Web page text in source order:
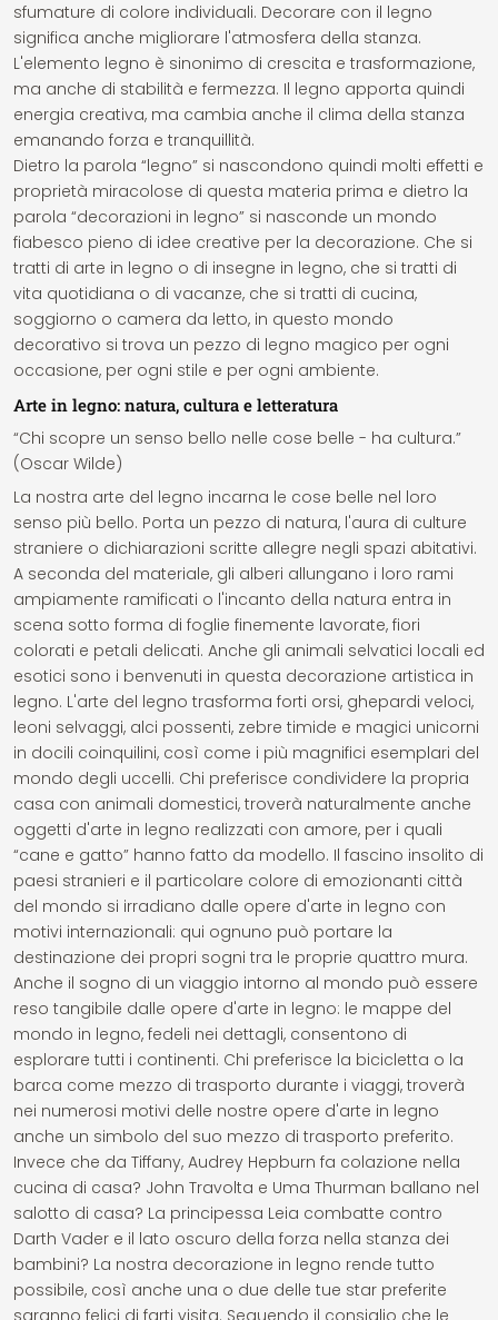
sfumature di colore individuali. Decorare con il legno
significa anche migliorare l'atmosfera della stanza.
L'elemento legno è sinonimo di crescita e trasformazione,
ma anche di stabilità e fermezza. Il legno apporta quindi
energia creativa, ma cambia anche il clima della stanza
emanando forza e tranquillità.
Dietro la parola “legno” si nascondono quindi molti effetti e
proprietà miracolose di questa materia prima e dietro la
parola “decorazioni in legno” si nasconde un mondo
fiabesco pieno di idee creative per la decorazione. Che si
tratti di arte in legno o di insegne in legno, che si tratti di
vita quotidiana o di vacanze, che si tratti di cucina,
soggiorno o camera da letto, in questo mondo
decorativo si trova un pezzo di legno magico per ogni
occasione, per ogni stile e per ogni ambiente.
Arte in legno: natura, cultura e letteratura
“Chi scopre un senso bello nelle cose belle - ha cultura.”
(Oscar Wilde)
La nostra arte del legno incarna le cose belle nel loro
senso più bello. Porta un pezzo di natura, l'aura di culture
straniere o dichiarazioni scritte allegre negli spazi abitativi.
A seconda del materiale, gli alberi allungano i loro rami
ampiamente ramificati o l'incanto della natura entra in
scena sotto forma di foglie finemente lavorate, fiori
colorati e petali delicati. Anche gli animali selvatici locali ed
esotici sono i benvenuti in questa decorazione artistica in
legno. L'arte del legno trasforma forti orsi, ghepardi veloci,
leoni selvaggi, alci possenti, zebre timide e magici unicorni
in docili coinquilini, così come i più magnifici esemplari del
mondo degli uccelli. Chi preferisce condividere la propria
casa con animali domestici, troverà naturalmente anche
oggetti d'arte in legno realizzati con amore, per i quali
“cane e gatto” hanno fatto da modello. Il fascino insolito di
paesi stranieri e il particolare colore di emozionanti città
del mondo si irradiano dalle opere d'arte in legno con
motivi internazionali: qui ognuno può portare la
destinazione dei propri sogni tra le proprie quattro mura.
Anche il sogno di un viaggio intorno al mondo può essere
reso tangibile dalle opere d'arte in legno: le mappe del
mondo in legno, fedeli nei dettagli, consentono di
esplorare tutti i continenti. Chi preferisce la bicicletta o la
barca come mezzo di trasporto durante i viaggi, troverà
nei numerosi motivi delle nostre opere d'arte in legno
anche un simbolo del suo mezzo di trasporto preferito.
Invece che da Tiffany, Audrey Hepburn fa colazione nella
cucina di casa? John Travolta e Uma Thurman ballano nel
salotto di casa? La principessa Leia combatte contro
Darth Vader e il lato oscuro della forza nella stanza dei
bambini? La nostra decorazione in legno rende tutto
possibile, così anche una o due delle tue star preferite
saranno felici di farti visita. Seguendo il consiglio che le